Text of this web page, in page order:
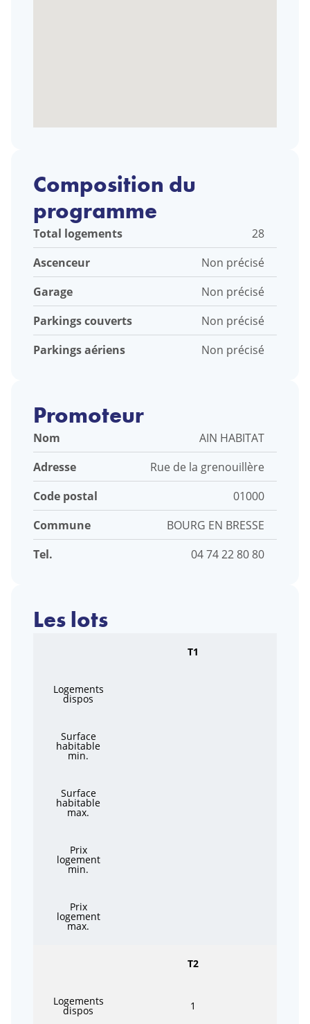
Composition du
programme
Total logements 28
Ascenceur Non précisé
Garage Non précisé
Parkings couverts Non précisé
Parkings aériens Non précisé
Promoteur
Nom AIN HABITAT
Adresse Rue de la grenouillère
Code postal 01000
Commune BOURG EN BRESSE
Tel. 04 74 22 80 80
Les lots
T1
Logements
dispos
Surface
habitable
min.
Surface
habitable
max.
Prix
logement
min.
Prix
logement
max.
T2
Logements
dispos 1